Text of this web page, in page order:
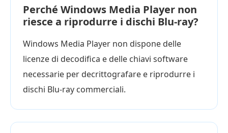
Perché Windows Media Player non
riesce a riprodurre i dischi Blu-ray?
Windows Media Player non dispone delle
licenze di decodifica e delle chiavi software
necessarie per decrittografare e riprodurre i
dischi Blu-ray commerciali.